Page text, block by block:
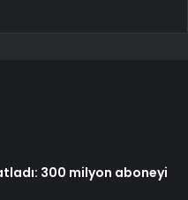
300 milyon aboneyi